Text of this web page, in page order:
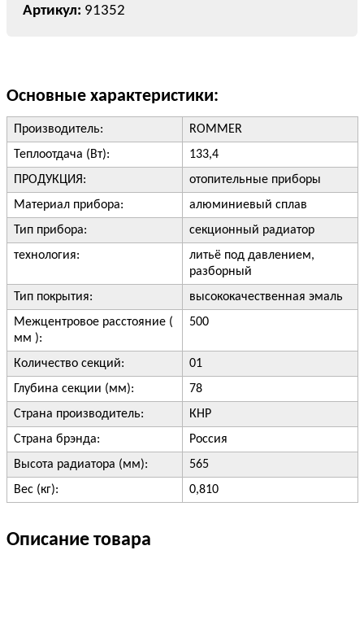
91352
Основные характеристики:
Производитель:
ROMMER
Теплоотдача (Вт):
133,4
ПРОДУКЦИЯ:
отопительные приборы
Материал прибора:
алюминиевый сплав
Тип прибора:
секционный радиатор
технология:
литьё под давлением,
разборный
Тип покрытия:
высококачественная эмаль
Межцентровое расстояние (
мм ):
500
Количество секций:
01
Глубина секции (мм):
78
Страна производитель:
КНР
Страна брэнда:
Россия
Высота радиатора (мм):
565
Вес (кг):
0,810
Описание товара